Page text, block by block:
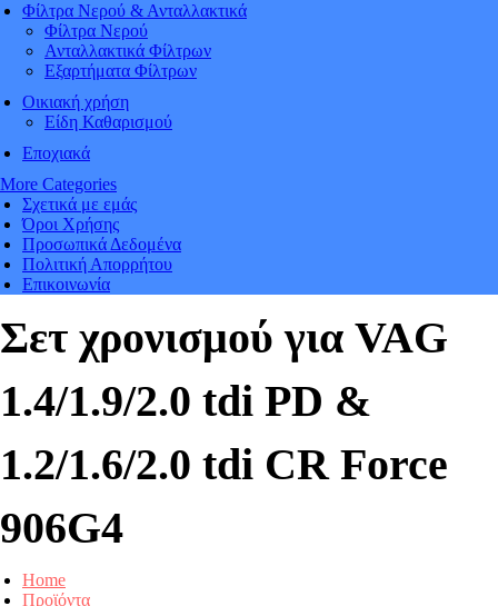
Φίλτρα Νερού & Ανταλλακτικά
Φίλτρα Νερού
Ανταλλακτικά Φίλτρων
Εξαρτήματα Φίλτρων
Οικιακή χρήση
Είδη Καθαρισμού
Εποχιακά
More Categories
Σχετικά με εμάς
Όροι Χρήσης
Προσωπικά Δεδομένα
Πολιτική Απορρήτου
Επικοινωνία
Σετ χρονισμού για VAG
1.4/1.9/2.0 tdi PD &
1.2/1.6/2.0 tdi CR Force
906G4
Home
Προϊόντα